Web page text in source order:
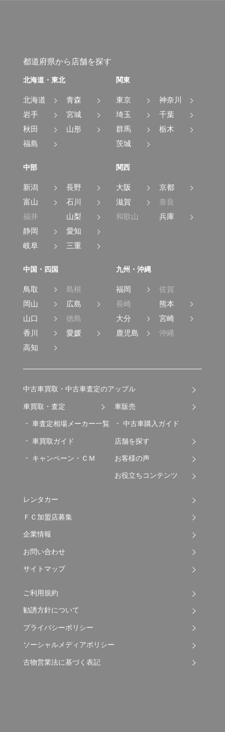
都道府県から店舗を探す
北海道・東北
北海道
青森
岩手
宮城
秋田
山形
福島
関東
東京
神奈川
埼玉
千葉
群馬
栃木
茨城
中部
新潟
長野
富山
石川
福井
山梨
静岡
愛知
岐阜
三重
関西
大阪
京都
滋賀
奈良
和歌山
兵庫
中国・四国
鳥取
島根
岡山
広島
山口
徳島
香川
愛媛
高知
九州・沖縄
福岡
佐賀
長崎
熊本
大分
宮崎
鹿児島
沖縄
中古車買取・中古車査定のアップル
車買取・査定
車査定相場メーカー一覧
車買取ガイド
キャンペーン・ＣＭ
車販売
中古車購入ガイド
店舗を探す
お客様の声
お役立ちコンテンツ
レンタカー
ＦＣ加盟店募集
企業情報
お問い合わせ
サイトマップ
ご利用規約
勧誘方針について
プライバシーポリシー
ソーシャルメディアポリシー
古物営業法に基づく表記